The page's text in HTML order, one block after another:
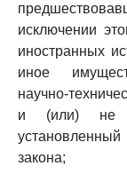
исключении
иностранных
иное
научно-
и (или) не
установленный
закона;